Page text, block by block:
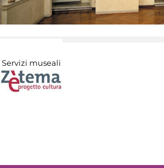
Servizi museali